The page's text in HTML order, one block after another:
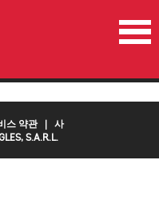
연락처 국가
스 약관
사
S.A.R.L.